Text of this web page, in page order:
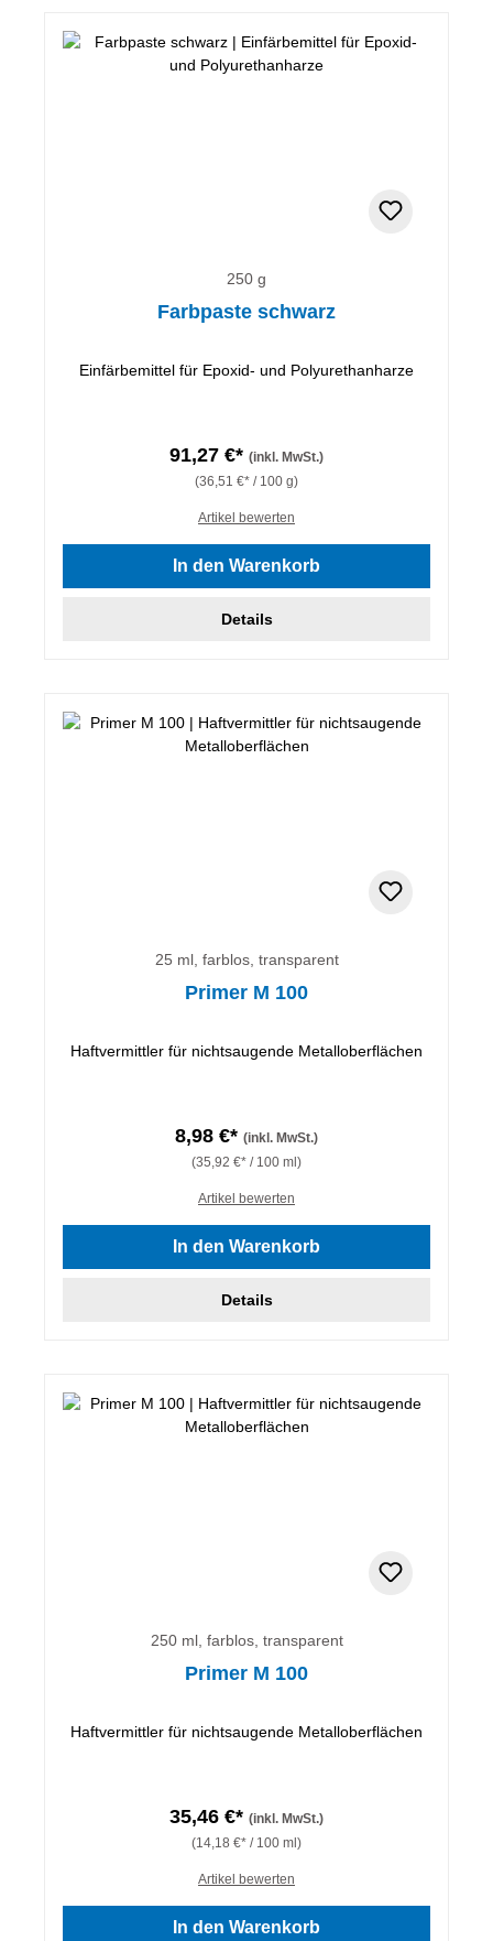
250 g
Farbpaste schwarz
Einfärbemittel für Epoxid- und Polyurethanharze
91,27 €* (inkl. MwSt.)
(36,51 €* / 100 g)
Artikel bewerten
In den Warenkorb
Details
25 ml, farblos, transparent
Primer M 100
Haftvermittler für nichtsaugende Metalloberflächen
8,98 €* (inkl. MwSt.)
(35,92 €* / 100 ml)
Artikel bewerten
In den Warenkorb
Details
250 ml, farblos, transparent
Primer M 100
Haftvermittler für nichtsaugende Metalloberflächen
35,46 €* (inkl. MwSt.)
(14,18 €* / 100 ml)
Artikel bewerten
In den Warenkorb